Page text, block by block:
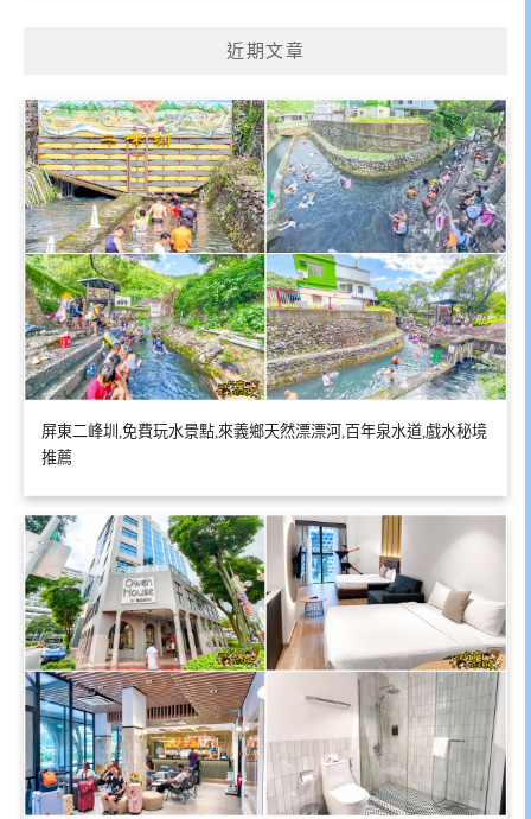
近期文章
屏東二峰圳,免費玩水景點,來義鄉天然漂漂河,百年泉水道,戲水秘境
推薦